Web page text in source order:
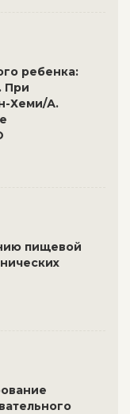
ребенка:
При
Хеми/А.
пищевой